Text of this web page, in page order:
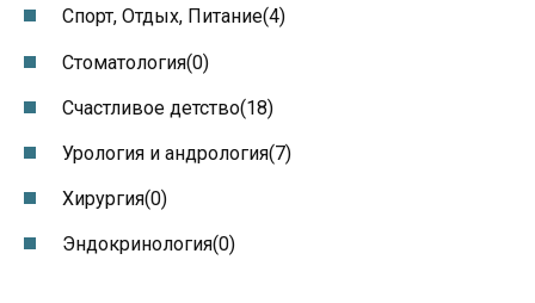
Спорт, Отдых, Питание(4)
Стоматология(0)
Счастливое детство(18)
Урология и андрология(7)
Хирургия(0)
Эндокринология(0)